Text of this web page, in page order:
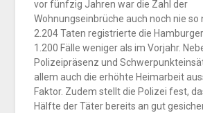
vor fünfzig Jahren war die Zahl der
Wohnungseinbrüche auch noch nie so
2.204 Taten registrierte die
1.200 Fälle weniger als im Vorjahr.
Polizeipräsenz und
allem auch die erhöhte Heimarbeit
Faktor. Zudem stellt die Polizei fest,
Hälfte der Täter bereits an gut